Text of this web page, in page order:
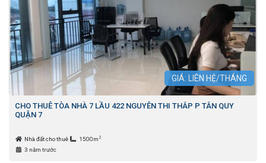
GIÁ: LIÊN HỆ/THÁNG
CHO THUÊ TÒA NHÀ 7 LẦU 422 NGUYÊN THI THÂP P TÂN QUY
QUẬN 7
Nhà đất cho thuê 1500m 2
3 năm trước